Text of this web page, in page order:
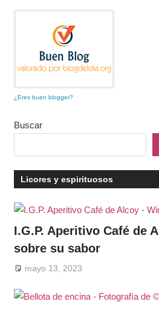
¿Eres buen blogger?
Buscar
Licores y espirituosos
I.G.P. Aperitivo Café de
sobre su sabor
mayo 13, 2023